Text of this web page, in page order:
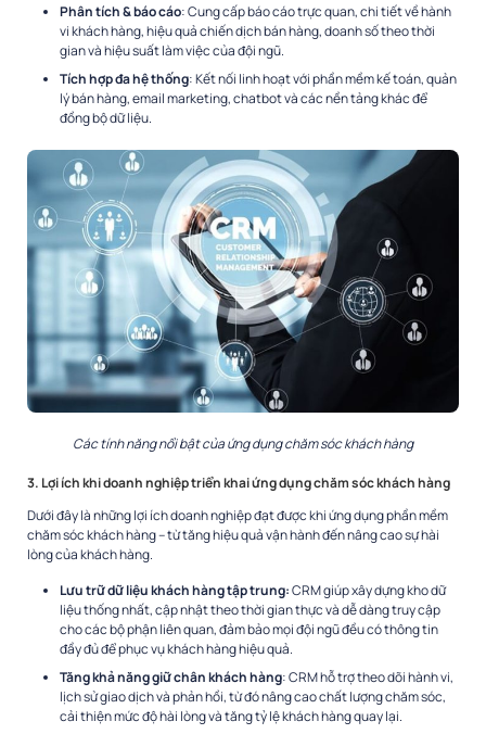
Phân tích & báo cáo: Cung cấp báo cáo trực quan, chi tiết về hành
vi khách hàng, hiệu quả chiến dịch bán hàng, doanh số theo thời
gian và hiệu suất làm việc của đội ngũ.
Tích hợp đa hệ thống: Kết nối linh hoạt với phần mềm kế toán, quản
lý bán hàng, email marketing, chatbot và các nền tảng khác để
đồng bộ dữ liệu.
Các tính năng nổi bật của ứng dụng chăm sóc khách hàng
3. Lợi ích khi doanh nghiệp triển khai ứng dụng chăm sóc khách hàng
Dưới đây là những lợi ích doanh nghiệp đạt được khi ứng dụng phần mềm
chăm sóc khách hàng – từ tăng hiệu quả vận hành đến nâng cao sự hài
lòng của khách hàng.
Lưu trữ dữ liệu khách hàng tập trung:CRM giúp xây dựng kho dữ
liệu thống nhất, cập nhật theo thời gian thực và dễ dàng truy cập
cho các bộ phận liên quan, đảm bảo mọi đội ngũ đều có thông tin
đầy đủ để phục vụ khách hàng hiệu quả.
Tăng khả năng giữ chân khách hàng: CRM hỗ trợ theo dõi hành vi,
lịch sử giao dịch và phản hồi, từ đó nâng cao chất lượng chăm sóc,
cải thiện mức độ hài lòng và tăng tỷ lệ khách hàng quay lại.